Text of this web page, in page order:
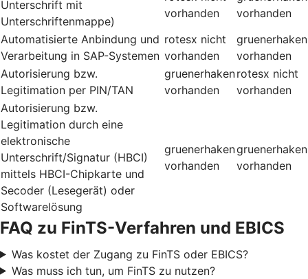
Unterschrift mit
Unterschriftenmappe)
vorhanden
vorhanden
Automatisierte Anbindung und
Verarbeitung in SAP-Systemen
rotesx nicht
vorhanden
gruenerhaken
vorhanden
Autorisierung bzw.
Legitimation per PIN/TAN
gruenerhaken
vorhanden
rotesx nicht
vorhanden
Autorisierung bzw.
Legitimation durch eine
elektronische
Unterschrift/Signatur (HBCI)
mittels HBCI-Chipkarte und
Secoder (Lesegerät) oder
Softwarelösung
gruenerhaken
vorhanden
gruenerhaken
vorhanden
FAQ zu FinTS-Verfahren und EBICS
Was kostet der Zugang zu FinTS oder EBICS?
Was muss ich tun, um FinTS zu nutzen?